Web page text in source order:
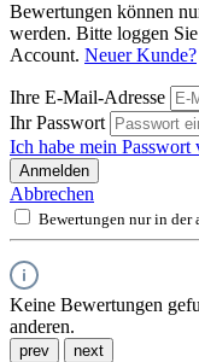
Bewertungen können
werden. Bitte loggen
Account. Neuer Kunde?
Ihre E-Mail-Adresse
Ihr Passwort
Ich habe mein Passwort
Anmelden
Abbrechen
Bewertungen nur in der
Keine Bewertungen
anderen.
prev next